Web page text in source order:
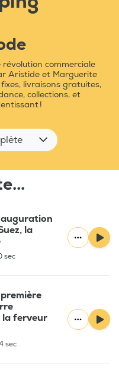
commerciale
Aristide et Marguerite
livraisons gratuites,
collections, et
!
la
sec
la ferveur
sec